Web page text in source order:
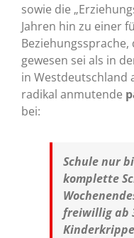
sowie die
Jahren hin zu einer
gewesen sei als in
in Westdeutschland
radikal anmutende
bei:
Schule nur
komplette
freiwillig ab